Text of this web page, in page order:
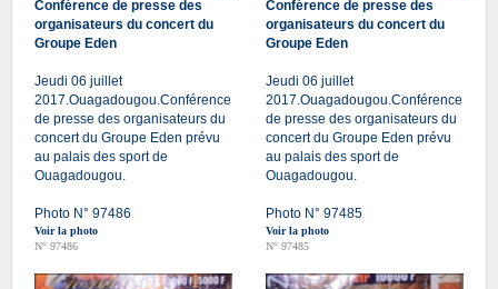
Conférence de presse des
organisateurs du concert du
Groupe Eden
Jeudi 06 juillet
2017.Ouagadougou.Conférence
de presse des organisateurs du
concert du Groupe Eden prévu
au palais des sport de
Ouagadougou.
Photo N° 97486
Voir la photo
N° 97486
Conférence de presse des
organisateurs du concert du
Groupe Eden
Jeudi 06 juillet
2017.Ouagadougou.Conférence
de presse des organisateurs du
concert du Groupe Eden prévu
au palais des sport de
Ouagadougou.
Photo N° 97485
Voir la photo
N° 97485